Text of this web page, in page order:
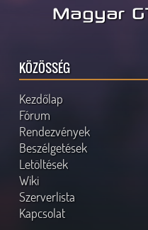
Magyar
KÖZÖSSÉG
Kezdőlap
Fórum
Rendezvények
Beszélgetések
Letöltések
Wiki
Szerverlista
Kapcsolat